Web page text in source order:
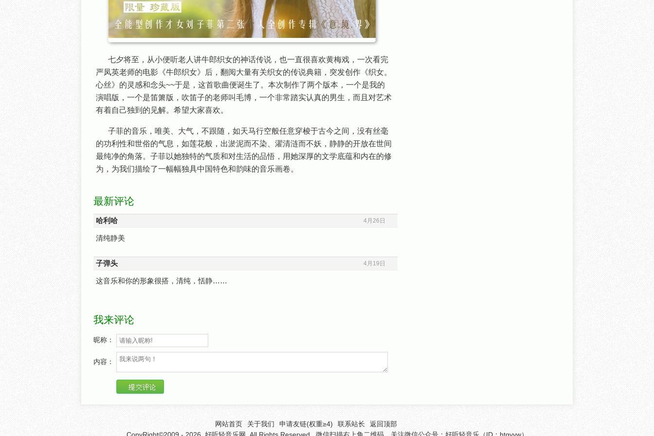
七夕将至，从小便听老人讲牛郎织女的神话传说，也一直很喜欢黄梅戏，一次看完
严凤英老师的电影《牛郎织女》后，翻阅大量有关织女的传说典籍，突发创作《织女。
心丝》的灵感和念头~~于是，这首歌曲便诞生了。本次制作了两个版本，一个是我的
演唱版，一个是笛箫版，吹笛子的老师叫毛博，一个非常踏实认真的男生，而且对艺术
有着自己独到的见解。希望大家喜欢。
子菲的音乐，唯美、大气，不跟随，如天马行空般任意穿梭于古今之间，没有丝毫
的功利性和世俗的气息，如莲花般，出淤泥而不染、濯清涟而不妖，静静的开放在世间
最纯净的角落。子菲以她独特的气质和对生活的品悟，用她深厚的文学底蕴和内在的修
为，为我们描绘了一幅幅独具中国特色和韵味的音乐画卷。
最新评论
哈利哈 4月26日
清纯静美
子弹头 4月19日
这音乐和你的形象很搭，清纯，恬静……
我来评论
昵称：
内容：
网站首页 关于我们 申请友链(权重≥4) 联系站长
返回顶部